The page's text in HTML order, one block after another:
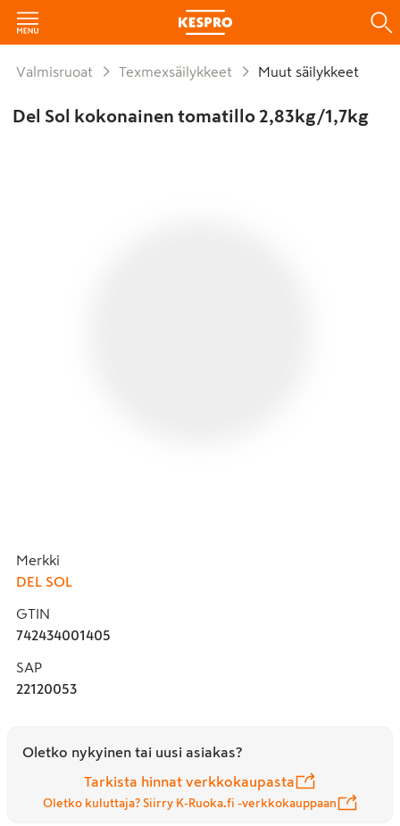
Valmisruoat Texmexsäilykkeet Muut säilykkeet
Del Sol kokonainen tomatillo 2,83kg/1,7kg
Merkki
DEL SOL
GTIN
742434001405
SAP
22120053
Oletko nykyinen tai uusi asiakas?
Tarkista hinnat verkkokaupasta
Oletko kuluttaja? Siirry K-Ruoka.fi -verkkokauppaan